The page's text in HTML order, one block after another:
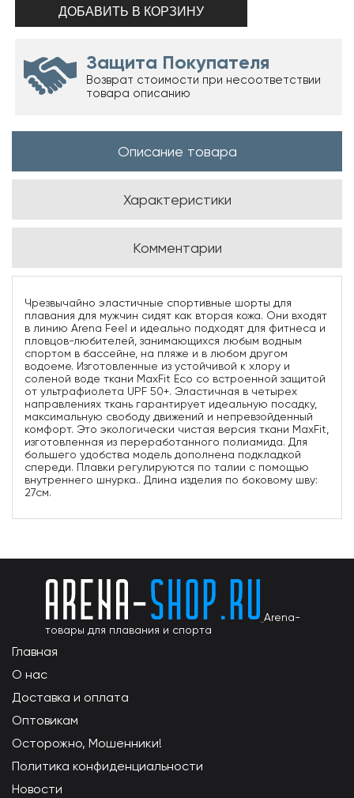
Защита Покупателя
Возврат стоимости при несоответствии
товара описанию
Описание товара
Характеристики
Комментарии
Чрезвычайно эластичные спортивные шорты для
плавания для мужчин сидят как вторая кожа. Они входят
в линию Arena Feel и идеально подходят для фитнеса и
пловцов-любителей, занимающихся любым водным
спортом в бассейне, на пляже и в любом другом
водоеме. Изготовленные из устойчивой к хлору и
соленой воде ткани MaxFit Eco со встроенной защитой
от ультрафиолета UPF 50+. Эластичная в четырех
направлениях ткань гарантирует идеальную посадку,
максимальную свободу движений и непревзойденный
комфорт. Это экологически чистая версия ткани MaxFit,
изготовленная из переработанного полиамида. Для
большего удобства модель дополнена подкладкой
спереди. Плавки регулируются по талии с помощью
внутреннего шнурка.. Длина изделия по боковому шву:
27см.
Arena-
товары для плавания и спорта
Главная
О нас
Доставка и оплата
Оптовикам
Осторожно, Мошенники!
Политика конфиденциальности
Новости